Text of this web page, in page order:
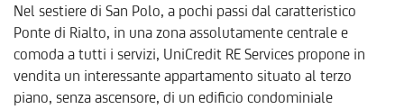
Nel sestiere di San Polo, a pochi passi dal caratteristico
Ponte di Rialto, in una zona assolutamente centrale e
comoda a tutti i servizi, UniCredit RE Services propone in
vendita un interessante appartamento situato al terzo
piano, senza ascensore, di un edificio condominiale